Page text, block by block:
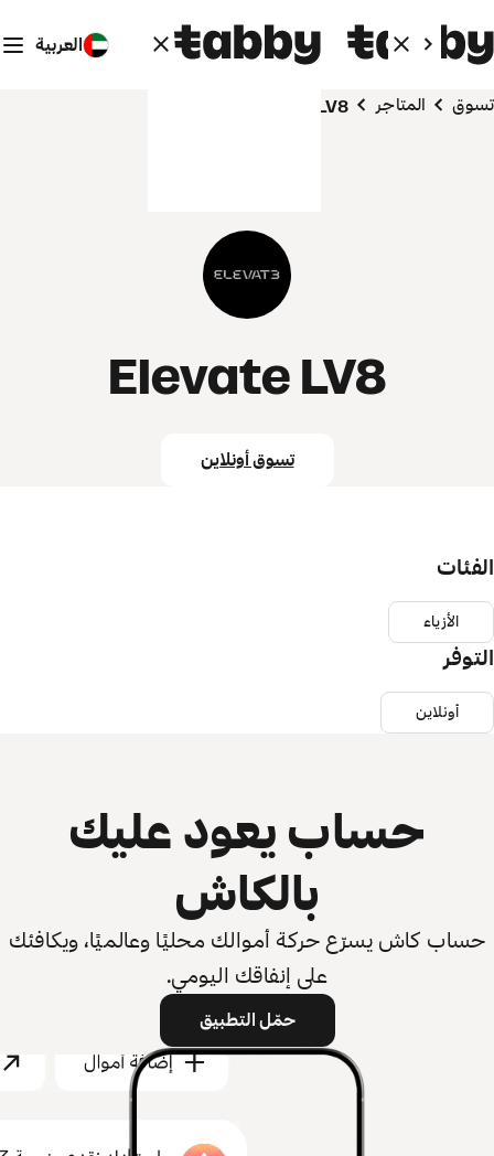
العربية
تسوق المتاجر Elevate LV8
Elevate LV8
تسوق أونلاين
الفئات
الأزياء
التوفر
أونلاين
حساب يعود عليك
بالكاش
حساب كاش يسرّع حركة أموالك محليًا وعالميًا، ويكافئك
على إنفاقك اليومي.
حمّل التطبيق